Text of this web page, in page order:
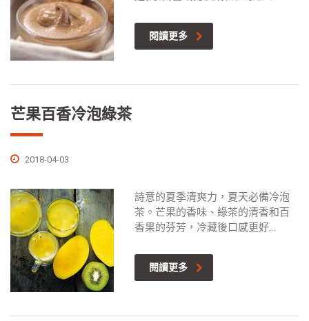
閱讀更多
芒果百香冷泡綠茶
2018-04-03
詩意的夏季清爽力，夏天必備冷泡
茶。芒果的香味、綠茶的清香和百
香果的芬芳，冷藏後口感更好...
閱讀更多